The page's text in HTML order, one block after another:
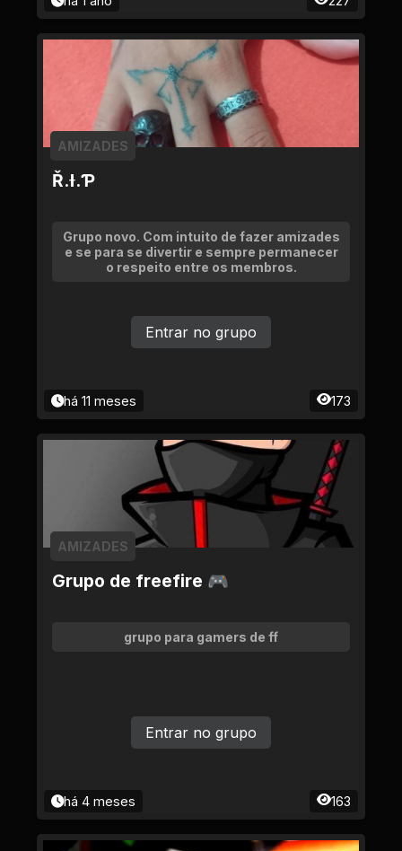
Ř.Ɨ.Ƥ
AMIZADES
Grupo novo. Com intuito de fazer amizades
e se para se divertir e sempre permanecer
o respeito entre os membros.
há 11 meses 173
Entrar no grupo
Grupo de freefire 🎮
AMIZADES
grupo para gamers de ff
há 4 meses 163
Entrar no grupo